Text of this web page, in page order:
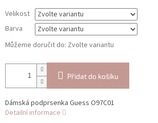
Velikost
Barva
Můžeme doručit do: Zvolte variantu
Přidat do košíku
Dámská podprsenka Guess O97C01
Detailní informace